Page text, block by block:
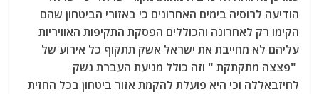
הודיעה לרוסיה בימים האחרונים כי באזורי הביטחון שהם
הקימו רק לאחרונה והכוללים הפסקת התקיפות האוויריות
עליהם לא מחייבת את ישראל אשק תתקוף כל אירוע של
"פצצה מתקתקת " וזה כולל מניעת העברת נשק
לחיזבאללה וכי היא פועלת להקמת אזור ביטחון בכל החזית